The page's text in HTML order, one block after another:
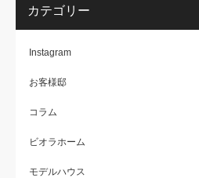
カテゴリー
Instagram
お客様邸
コラム
ビオラホーム
モデルハウス